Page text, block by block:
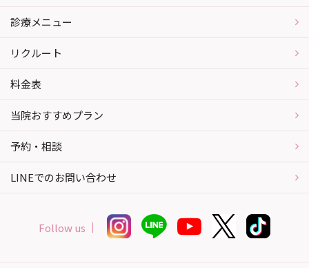
診療メニュー
リクルート
料金表
当院おすすめプラン
予約・相談
LINEでのお問い合わせ
Follow us